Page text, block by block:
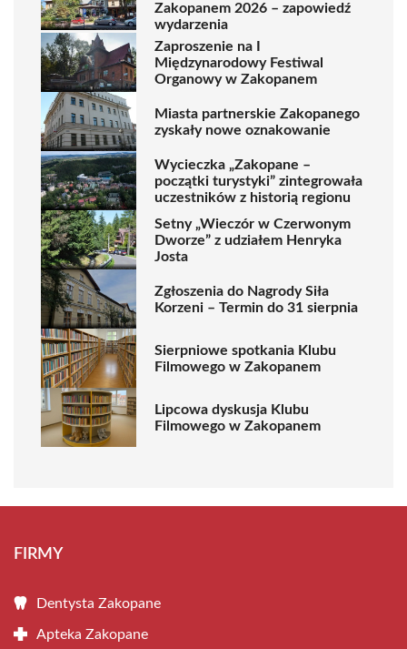
Zakopanem 2026 – zapowiedź
wydarzenia
Zaproszenie na I
Międzynarodowy Festiwal
Organowy w Zakopanem
Miasta partnerskie Zakopanego
zyskały nowe oznakowanie
Wycieczka „Zakopane –
początki turystyki” zintegrowała
uczestników z historią regionu
Setny „Wieczór w Czerwonym
Dworze” z udziałem Henryka
Josta
Zgłoszenia do Nagrody Siła
Korzeni – Termin do 31 sierpnia
Sierpniowe spotkania Klubu
Filmowego w Zakopanem
Lipcowa dyskusja Klubu
Filmowego w Zakopanem
FIRMY
Dentysta Zakopane
Apteka Zakopane